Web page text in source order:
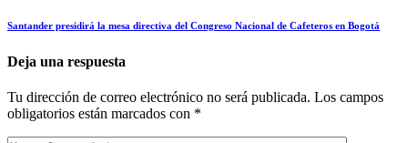
Santander presidirá la mesa directiva del Congreso Nacional de Cafeteros en Bogotá
Deja una respuesta
Tu dirección de correo electrónico no será publicada. Los campos
obligatorios están marcados con *